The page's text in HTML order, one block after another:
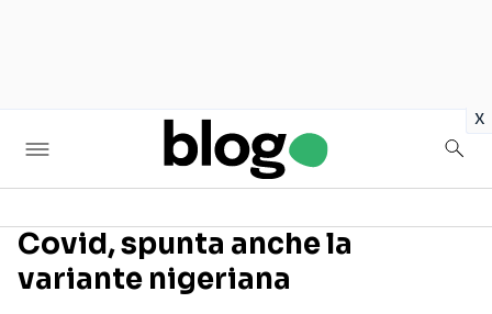
x
Seguici sui social
Covid, spunta anche la
variante nigeriana